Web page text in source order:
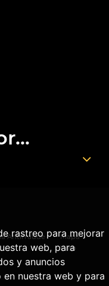
rastreo para mejorar
web, para
y anuncios
nuestra web y para
Antifraude
Mapa
Web